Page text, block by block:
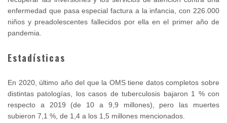
enfermedad que pasa especial factura a la infancia, con 226.000
niños y preadolescentes fallecidos por ella en el primer año de
pandemia.
Estadísticas
En 2020, último año del que la OMS tiene datos completos sobre
distintas patologías, los casos de tuberculosis bajaron 1 % con
respecto a 2019 (de 10 a 9,9 millones), pero las muertes
subieron 7,1 %, de 1,4 a los 1,5 millones mencionados.